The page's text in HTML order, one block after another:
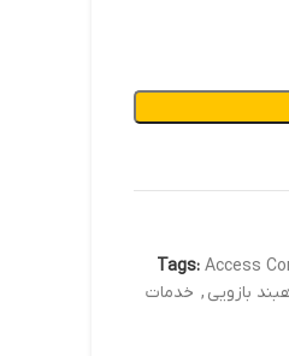
Tags: Access
بازویی , خدمات